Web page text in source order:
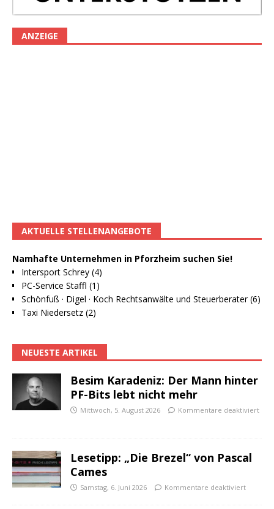
ANZEIGE
AKTUELLE STELLENANGEBOTE
Namhafte Unternehmen in Pforzheim suchen Sie!
Intersport Schrey (4)
PC-Service Staffl (1)
Schönfuß · Digel · Koch Rechtsanwälte und Steuerberater (6)
Taxi Niedersetz (2)
NEUESTE ARTIKEL
Besim Karadeniz: Der Mann hinter
PF-Bits lebt nicht mehr
Mittwoch, 5. August 2026 Kommentare deaktiviert
Lesetipp: „Die Brezel“ von Pascal
Cames
Samstag, 6. Juni 2026 Kommentare deaktiviert